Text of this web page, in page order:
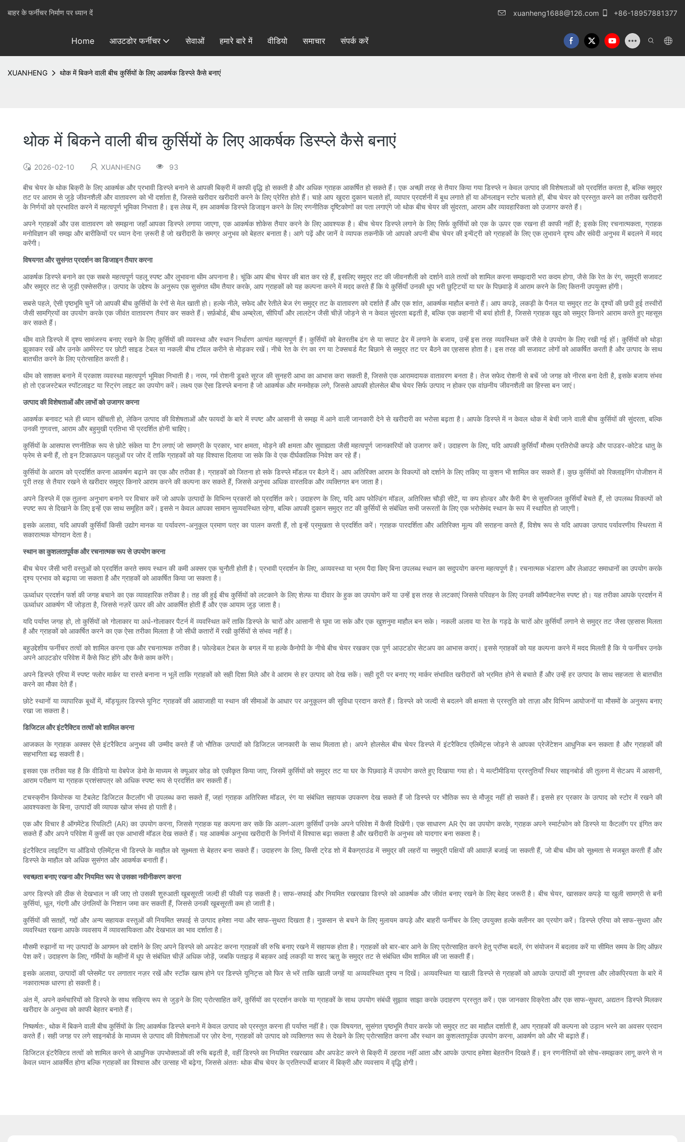
बाहर के फर्नीचर निर्माण पर ध्यान दें xuanheng1688@126.com +86-18957881377
Home आउटडोर फर्नीचर सेवाओं हमारे बारे में वीडियो समाचार संपर्क करें
XUANHENG थोक में बिकने वाली बीच कुर्सियों के लिए आकर्षक डिस्प्ले कैसे बनाएं
थोक में बिकने वाली बीच कुर्सियों के लिए आकर्षक डिस्प्ले कैसे बनाएं
2026-02-10 XUANHENG 93
बीच चेयर के थोक बिक्री के लिए आकर्षक और प्रभावी डिस्प्ले बनाने से आपकी बिक्री में काफी वृद्धि हो सकती है और अधिक ग्राहक आकर्षित हो सकते हैं। एक अच्छी तरह से तैयार किया गया डिस्प्ले न केवल उत्पाद की विशेषताओं को प्रदर्शित करता है, बल्कि समुद्र
तट पर आराम से जुड़े जीवनशैली और वातावरण को भी दर्शाता है, जिससे खरीदार खरीदारी करने के लिए प्रेरित होते हैं। चाहे आप खुदरा दुकान चलाते हों, व्यापार प्रदर्शनी में बूथ लगाते हों या ऑनलाइन स्टोर चलाते हों, बीच चेयर को प्रस्तुत करने का तरीका खरीदारी
के निर्णयों को प्रभावित करने में महत्वपूर्ण भूमिका निभाता है। इस लेख में, हम आकर्षक डिस्प्ले डिजाइन करने के लिए रणनीतिक दृष्टिकोणों का पता लगाएंगे जो थोक बीच चेयर की सुंदरता, आराम और व्यावहारिकता को उजागर करते हैं।
अपने ग्राहकों और उस वातावरण को समझना जहाँ आपका डिस्प्ले लगाया जाएगा, एक आकर्षक शोकेस तैयार करने के लिए आवश्यक है। बीच चेयर डिस्प्ले लगाने के लिए सिर्फ कुर्सियों को एक के ऊपर एक रखना ही काफी नहीं है; इसके लिए रचनात्मकता, ग्राहक
मनोविज्ञान की समझ और बारीकियों पर ध्यान देना ज़रूरी है जो खरीदारी के समग्र अनुभव को बेहतर बनाता है। आगे पढ़ें और जानें वे व्यापक तकनीकें जो आपको अपनी बीच चेयर की इन्वेंट्री को ग्राहकों के लिए एक लुभावने दृश्य और संवेदी अनुभव में बदलने में मदद
करेंगी।
विषयगत और सुसंगत प्रदर्शन का डिजाइन तैयार करना
आकर्षक डिस्प्ले बनाने का एक सबसे महत्वपूर्ण पहलू स्पष्ट और लुभावना थीम अपनाना है। चूंकि आप बीच चेयर की बात कर रहे हैं, इसलिए समुद्र तट की जीवनशैली को दर्शाने वाले तत्वों को शामिल करना समझदारी भरा कदम होगा, जैसे कि रेत के रंग, समुद्री सजावट
और समुद्र तट से जुड़ी एक्सेसरीज़। उत्पाद के उद्देश्य के अनुरूप एक सुसंगत थीम तैयार करके, आप ग्राहकों को यह कल्पना करने में मदद करते हैं कि ये कुर्सियाँ उनकी धूप भरी छुट्टियों या घर के पिछवाड़े में आराम करने के लिए कितनी उपयुक्त होंगी।
सबसे पहले, ऐसी पृष्ठभूमि चुनें जो आपकी बीच कुर्सियों के रंगों से मेल खाती हो। हल्के नीले, सफेद और रेतीले बेज रंग समुद्र तट के वातावरण को दर्शाते हैं और एक शांत, आकर्षक माहौल बनाते हैं। आप कपड़े, लकड़ी के पैनल या समुद्र तट के दृश्यों की छपी हुई तस्वीरों
जैसी सामग्रियों का उपयोग करके एक जीवंत वातावरण तैयार कर सकते हैं। सर्फ़बोर्ड, बीच अम्ब्रेला, सीपियाँ और लालटेन जैसी चीज़ें जोड़ने से न केवल सुंदरता बढ़ती है, बल्कि एक कहानी भी बयां होती है, जिससे ग्राहक खुद को समुद्र किनारे आराम करते हुए महसूस
कर सकते हैं।
थीम वाले डिस्प्ले में दृश्य सामंजस्य बनाए रखने के लिए कुर्सियों की व्यवस्था और स्थान निर्धारण अत्यंत महत्वपूर्ण हैं। कुर्सियों को बेतरतीब ढंग से या सपाट ढेर में लगाने के बजाय, उन्हें इस तरह व्यवस्थित करें जैसे वे उपयोग के लिए रखी गई हों। कुर्सियों को थोड़ा
झुकाकर रखें और उनके आर्मरेस्ट पर छोटी साइड टेबल या नकली बीच टॉवल करीने से मोड़कर रखें। नीचे रेत के रंग का रग या टेक्सचर्ड मैट बिछाने से समुद्र तट पर बैठने का एहसास होता है। इस तरह की सजावट लोगों को आकर्षित करती है और उत्पाद के साथ
बातचीत करने के लिए प्रोत्साहित करती है।
थीम को सशक्त बनाने में प्रकाश व्यवस्था महत्वपूर्ण भूमिका निभाती है। नरम, गर्म रोशनी डूबते सूरज की सुनहरी आभा का आभास करा सकती है, जिससे एक आरामदायक वातावरण बनता है। तेज सफेद रोशनी से बचें जो जगह को नीरस बना देती है, इसके बजाय संभव
हो तो एडजस्टेबल स्पॉटलाइट या स्ट्रिंग लाइट का उपयोग करें। लक्ष्य एक ऐसा डिस्प्ले बनाना है जो आकर्षक और मनमोहक लगे, जिससे आपकी होलसेल बीच चेयर सिर्फ उत्पाद न होकर एक वांछनीय जीवनशैली का हिस्सा बन जाएं।
उत्पाद की विशेषताओं और लाभों को उजागर करना
आकर्षक बनावट भले ही ध्यान खींचती हो, लेकिन उत्पाद की विशेषताओं और फायदों के बारे में स्पष्ट और आसानी से समझ में आने वाली जानकारी देने से खरीदारी का भरोसा बढ़ता है। आपके डिस्प्ले में न केवल थोक में बेची जाने वाली बीच कुर्सियों की सुंदरता, बल्कि
उनकी गुणवत्ता, आराम और बहुमुखी प्रतिभा भी प्रदर्शित होनी चाहिए।
कुर्सियों के आसपास रणनीतिक रूप से छोटे संकेत या टैग लगाएं जो सामग्री के प्रकार, भार क्षमता, मोड़ने की क्षमता और सुवाह्यता जैसी महत्वपूर्ण जानकारियों को उजागर करें। उदाहरण के लिए, यदि आपकी कुर्सियाँ मौसम प्रतिरोधी कपड़े और पाउडर-कोटेड धातु के
फ्रेम से बनी हैं, तो इन टिकाऊपन पहलुओं पर जोर दें ताकि ग्राहकों को यह विश्वास दिलाया जा सके कि वे एक दीर्घकालिक निवेश कर रहे हैं।
कुर्सियों के आराम को प्रदर्शित करना आकर्षण बढ़ाने का एक और तरीका है। ग्राहकों को जितना हो सके डिस्प्ले मॉडल पर बैठने दें। आप अतिरिक्त आराम के विकल्पों को दर्शाने के लिए तकिए या कुशन भी शामिल कर सकते हैं। कुछ कुर्सियों को रिक्लाइनिंग पोजीशन में
पूरी तरह से तैयार रखने से खरीदार समुद्र किनारे आराम करने की कल्पना कर सकते हैं, जिससे अनुभव अधिक वास्तविक और व्यक्तिगत बन जाता है।
अपने डिस्प्ले में एक तुलना अनुभाग बनाने पर विचार करें जो आपके उत्पादों के विभिन्न प्रकारों को प्रदर्शित करे। उदाहरण के लिए, यदि आप फोल्डिंग मॉडल, अतिरिक्त चौड़ी सीटें, या कप होल्डर और कैरी बैग से सुसज्जित कुर्सियाँ बेचते हैं, तो उपलब्ध विकल्पों को
स्पष्ट रूप से दिखाने के लिए इन्हें एक साथ समूहित करें। इससे न केवल आपका सामान सुव्यवस्थित रहेगा, बल्कि आपकी दुकान समुद्र तट की कुर्सियों से संबंधित सभी जरूरतों के लिए एक भरोसेमंद स्थान के रूप में स्थापित हो जाएगी।
इसके अलावा, यदि आपकी कुर्सियाँ किसी उद्योग मानक या पर्यावरण-अनुकूल प्रमाण पत्र का पालन करती हैं, तो इन्हें प्रमुखता से प्रदर्शित करें। ग्राहक पारदर्शिता और अतिरिक्त मूल्य की सराहना करते हैं, विशेष रूप से यदि आपका उत्पाद पर्यावरणीय स्थिरता में
सकारात्मक योगदान देता है।
स्थान का कुशलतापूर्वक और रचनात्मक रूप से उपयोग करना
बीच चेयर जैसी भारी वस्तुओं को प्रदर्शित करते समय स्थान की कमी अक्सर एक चुनौती होती है। प्रभावी प्रदर्शन के लिए, अव्यवस्था या भ्रम पैदा किए बिना उपलब्ध स्थान का सदुपयोग करना महत्वपूर्ण है। रचनात्मक भंडारण और लेआउट समाधानों का उपयोग करके
दृश्य प्रभाव को बढ़ाया जा सकता है और ग्राहकों को आकर्षित किया जा सकता है।
ऊर्ध्वाधर प्रदर्शन फर्श की जगह बचाने का एक व्यावहारिक तरीका है। तह की हुई बीच कुर्सियों को लटकाने के लिए शेल्फ या दीवार के हुक का उपयोग करें या उन्हें इस तरह से लटकाएं जिससे परिवहन के लिए उनकी कॉम्पैक्टनेस स्पष्ट हो। यह तरीका आपके प्रदर्शन में
ऊर्ध्वाधर आकर्षण भी जोड़ता है, जिससे नज़रें ऊपर की ओर आकर्षित होती हैं और एक आयाम जुड़ जाता है।
यदि पर्याप्त जगह हो, तो कुर्सियों को गोलाकार या अर्ध-गोलाकार पैटर्न में व्यवस्थित करें ताकि डिस्प्ले के चारों ओर आसानी से घूमा जा सके और एक खुशनुमा माहौल बन सके। नकली अलाव या रेत के गड्ढे के चारों ओर कुर्सियाँ लगाने से समुद्र तट जैसा एहसास मिलता
है और ग्राहकों को आकर्षित करने का एक ऐसा तरीका मिलता है जो सीधी कतारों में रखी कुर्सियों से संभव नहीं है।
बहुउद्देशीय फर्नीचर तत्वों को शामिल करना एक और रचनात्मक तरीका है। फोल्डेबल टेबल के बगल में या हल्के कैनोपी के नीचे बीच चेयर रखकर एक पूर्ण आउटडोर सेटअप का आभास कराएं। इससे ग्राहकों को यह कल्पना करने में मदद मिलती है कि ये फर्नीचर उनके
अपने आउटडोर परिवेश में कैसे फिट होंगे और कैसे काम करेंगे।
अपने डिस्प्ले एरिया में स्पष्ट फ्लोर मार्कर या रास्ते बनाना न भूलें ताकि ग्राहकों को सही दिशा मिले और वे आराम से हर उत्पाद को देख सकें। सही दूरी पर बनाए गए मार्कर संभावित खरीदारों को भ्रमित होने से बचाते हैं और उन्हें हर उत्पाद के साथ सहजता से बातचीत
करने का मौका देते हैं।
छोटे स्थानों या व्यापारिक बूथों में, मॉड्यूलर डिस्प्ले यूनिट ग्राहकों की आवाजाही या स्थान की सीमाओं के आधार पर अनुकूलन की सुविधा प्रदान करते हैं। डिस्प्ले को जल्दी से बदलने की क्षमता से प्रस्तुति को ताज़ा और विभिन्न आयोजनों या मौसमों के अनुरूप बनाए
रखा जा सकता है।
डिजिटल और इंटरैक्टिव तत्वों को शामिल करना
आजकल के ग्राहक अक्सर ऐसे इंटरैक्टिव अनुभव की उम्मीद करते हैं जो भौतिक उत्पादों को डिजिटल जानकारी के साथ मिलाता हो। अपने होलसेल बीच चेयर डिस्प्ले में इंटरैक्टिव एलिमेंट्स जोड़ने से आपका प्रेजेंटेशन आधुनिक बन सकता है और ग्राहकों की
सहभागिता बढ़ सकती है।
इसका एक तरीका यह है कि वीडियो या वेबपेज डेमो के माध्यम से क्यूआर कोड को एकीकृत किया जाए, जिसमें कुर्सियों को समुद्र तट या घर के पिछवाड़े में उपयोग करते हुए दिखाया गया हो। ये मल्टीमीडिया प्रस्तुतियाँ स्थिर साइनबोर्ड की तुलना में सेटअप में आसानी,
आराम परीक्षण या ग्राहक प्रशंसापत्र को अधिक स्पष्ट रूप से प्रदर्शित कर सकती हैं।
टचस्क्रीन कियोस्क या टैबलेट डिजिटल कैटलॉग भी उपलब्ध करा सकते हैं, जहां ग्राहक अतिरिक्त मॉडल, रंग या संबंधित सहायक उपकरण देख सकते हैं जो डिस्प्ले पर भौतिक रूप से मौजूद नहीं हो सकते हैं। इससे हर प्रकार के उत्पाद को स्टोर में रखने की
आवश्यकता के बिना, उत्पादों की व्यापक खोज संभव हो पाती है।
एक और विचार है ऑगमेंटेड रियलिटी (AR) का उपयोग करना, जिससे ग्राहक यह कल्पना कर सकें कि अलग-अलग कुर्सियाँ उनके अपने परिवेश में कैसी दिखेंगी। एक साधारण AR ऐप का उपयोग करके, ग्राहक अपने स्मार्टफोन को डिस्प्ले या कैटलॉग पर इंगित कर
सकते हैं और अपने परिवेश में कुर्सी का एक आभासी मॉडल देख सकते हैं। यह आकर्षक अनुभव खरीदारी के निर्णयों में विश्वास बढ़ा सकता है और खरीदारी के अनुभव को यादगार बना सकता है।
इंटरैक्टिव लाइटिंग या ऑडियो एलिमेंट्स भी डिस्प्ले के माहौल को सूक्ष्मता से बेहतर बना सकते हैं। उदाहरण के लिए, किसी ट्रेड शो में बैकग्राउंड में समुद्र की लहरों या समुद्री पक्षियों की आवाज़ें बजाई जा सकती हैं, जो बीच थीम को सूक्ष्मता से मजबूत करती हैं और
डिस्प्ले के माहौल को अधिक सुसंगत और आकर्षक बनाती हैं।
स्वच्छता बनाए रखना और नियमित रूप से उसका नवीनीकरण करना
अगर डिस्प्ले की ठीक से देखभाल न की जाए तो उसकी शुरुआती खूबसूरती जल्दी ही फीकी पड़ सकती है। साफ-सफाई और नियमित रखरखाव डिस्प्ले को आकर्षक और जीवंत बनाए रखने के लिए बेहद जरूरी है। बीच चेयर, खासकर कपड़े या खुली सामग्री से बनी
कुर्सियां, धूल, गंदगी और उंगलियों के निशान जमा कर सकती हैं, जिससे उनकी खूबसूरती कम हो जाती है।
कुर्सियों की सतहों, गद्दों और अन्य सहायक वस्तुओं की नियमित सफाई से उत्पाद हमेशा नया और साफ-सुथरा दिखता है। नुकसान से बचने के लिए मुलायम कपड़े और बाहरी फर्नीचर के लिए उपयुक्त हल्के क्लीनर का प्रयोग करें। डिस्प्ले एरिया को साफ-सुथरा और
व्यवस्थित रखना आपके व्यवसाय में व्यावसायिकता और देखभाल का भाव दर्शाता है।
मौसमी रुझानों या नए उत्पादों के आगमन को दर्शाने के लिए अपने डिस्प्ले को अपडेट करना ग्राहकों की रुचि बनाए रखने में सहायक होता है। ग्राहकों को बार-बार आने के लिए प्रोत्साहित करने हेतु प्रॉप्स बदलें, रंग संयोजन में बदलाव करें या सीमित समय के लिए ऑफ़र
पेश करें। उदाहरण के लिए, गर्मियों के महीनों में धूप से संबंधित चीज़ें अधिक जोड़ें, जबकि पतझड़ में बहकर आई लकड़ी या शरद ऋतु के समुद्र तट से संबंधित थीम शामिल की जा सकती हैं।
इसके अलावा, उत्पादों की प्लेसमेंट पर लगातार नज़र रखें और स्टॉक खत्म होने पर डिस्प्ले यूनिट्स को फिर से भरें ताकि खाली जगहें या अव्यवस्थित दृश्य न दिखें। अव्यवस्थित या खाली डिस्प्ले से ग्राहकों को आपके उत्पादों की गुणवत्ता और लोकप्रियता के बारे में
नकारात्मक धारणा हो सकती है।
अंत में, अपने कर्मचारियों को डिस्प्ले के साथ सक्रिय रूप से जुड़ने के लिए प्रोत्साहित करें, कुर्सियों का प्रदर्शन करके या ग्राहकों के साथ उपयोग संबंधी सुझाव साझा करके उदाहरण प्रस्तुत करें। एक जानकार विक्रेता और एक साफ-सुथरा, अद्यतन डिस्प्ले मिलकर
खरीदार के अनुभव को काफी बेहतर बनाते हैं।
निष्कर्षतः, थोक में बिकने वाली बीच कुर्सियों के लिए आकर्षक डिस्प्ले बनाने में केवल उत्पाद को प्रस्तुत करना ही पर्याप्त नहीं है। एक विषयगत, सुसंगत पृष्ठभूमि तैयार करके जो समुद्र तट का माहौल दर्शाती है, आप ग्राहकों की कल्पना को उड़ान भरने का अवसर प्रदान
करते हैं। सही जगह पर लगे साइनबोर्ड के माध्यम से उत्पाद की विशेषताओं पर ज़ोर देना, ग्राहकों को उत्पाद को व्यक्तिगत रूप से देखने के लिए प्रोत्साहित करना और स्थान का कुशलतापूर्वक उपयोग करना, आकर्षण को और भी बढ़ाते हैं।
डिजिटल इंटरैक्टिव तत्वों को शामिल करने से आधुनिक उपभोक्ताओं की रुचि बढ़ती है, वहीं डिस्प्ले का नियमित रखरखाव और अपडेट करने से बिक्री में ठहराव नहीं आता और आपके उत्पाद हमेशा बेहतरीन दिखते हैं। इन रणनीतियों को सोच-समझकर लागू करने से न
केवल ध्यान आकर्षित होगा बल्कि ग्राहकों का विश्वास और उत्साह भी बढ़ेगा, जिससे अंततः थोक बीच चेयर के प्रतिस्पर्धी बाजार में बिक्री और व्यवसाय में वृद्धि होगी।